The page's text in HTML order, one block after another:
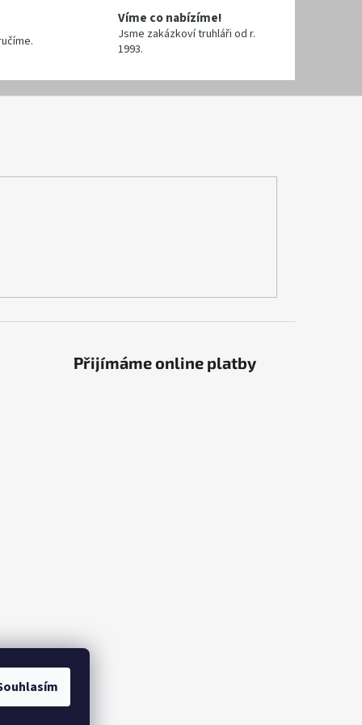
Víme co nabízíme!
Jsme zakázkoví truhláři od r.
1993.
Přijímáme online platby